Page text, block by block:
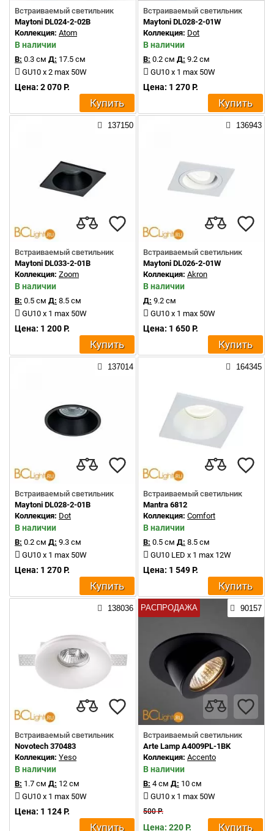
Встраиваемый светильник
Maytoni DL024-2-02B
Коллекция: Atom
В наличии
В: 0.3 см Д: 17.5 см
GU10 x 2 max 50W
Цена: 2 070 Р.
Купить
Встраиваемый светильник
Maytoni DL028-2-01W
Коллекция: Dot
В наличии
В: 0.2 см Д: 9.2 см
GU10 x 1 max 50W
Цена: 1 270 Р.
Купить
137150
Встраиваемый светильник
Maytoni DL033-2-01B
Коллекция: Zoom
В наличии
В: 0.5 см Д: 8.5 см
GU10 x 1 max 50W
Цена: 1 200 Р.
Купить
136943
Встраиваемый светильник
Maytoni DL026-2-01W
Коллекция: Akron
В наличии
Д: 9.2 см
GU10 x 1 max 50W
Цена: 1 650 Р.
Купить
137014
Встраиваемый светильник
Maytoni DL028-2-01B
Коллекция: Dot
В наличии
В: 0.2 см Д: 9.3 см
GU10 x 1 max 50W
Цена: 1 270 Р.
Купить
164345
Встраиваемый светильник
Mantra 6812
Коллекция: Comfort
В наличии
В: 0.5 см Д: 8.5 см
GU10 LED x 1 max 12W
Цена: 1 549 Р.
Купить
138036
Встраиваемый светильник
Novotech 370483
Коллекция: Yeso
В наличии
В: 1.7 см Д: 12 см
GU10 x 1 max 50W
Цена: 1 124 Р.
Купить
РАСПРОДАЖА 90157
Встраиваемый светильник
Arte Lamp A4009PL-1BK
Коллекция: Accento
В наличии
В: 4 см Д: 10 см
GU10 x 1 max 50W
500 Р.
Цена: 220 Р. Купить